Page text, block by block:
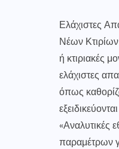
Ελάχιστες
Νέων
ή κτιριακές
ελάχιστες
όπως
«Αναλυτικές
παραμέτρων